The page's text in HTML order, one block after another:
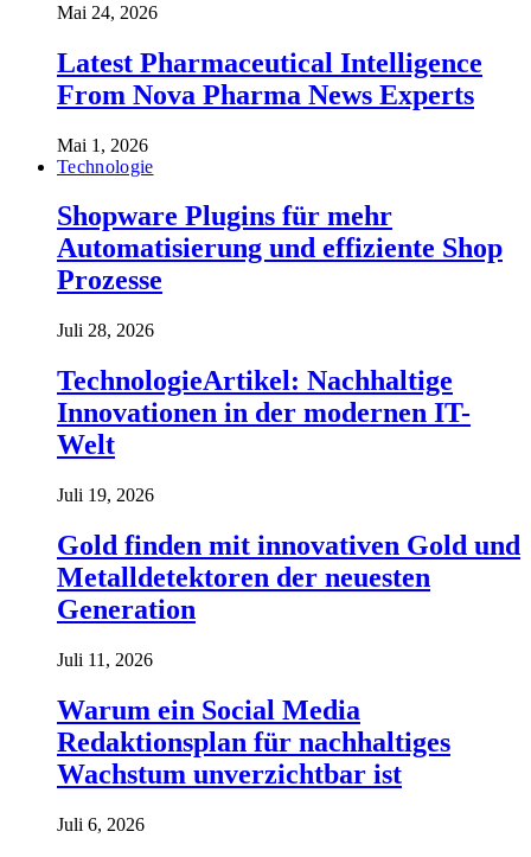
Mai 24, 2026
Latest Pharmaceutical Intelligence
From Nova Pharma News Experts
Mai 1, 2026
Technologie
Shopware Plugins für mehr
Automatisierung und effiziente Shop
Prozesse
Juli 28, 2026
TechnologieArtikel: Nachhaltige
Innovationen in der modernen IT-
Welt
Juli 19, 2026
Gold finden mit innovativen Gold und
Metalldetektoren der neuesten
Generation
Juli 11, 2026
Warum ein Social Media
Redaktionsplan für nachhaltiges
Wachstum unverzichtbar ist
Juli 6, 2026